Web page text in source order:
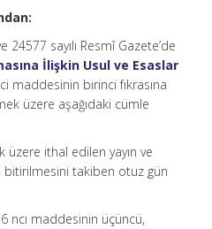
sayılı Resmî Gazete’de
İlişkin Usul ve Esaslar
maddesinin birinci fıkrasına
üzere aşağıdaki cümle
üzere ithal edilen yayın ve
bitirilmesini takiben otuz gün
ncı maddesinin üçüncü,